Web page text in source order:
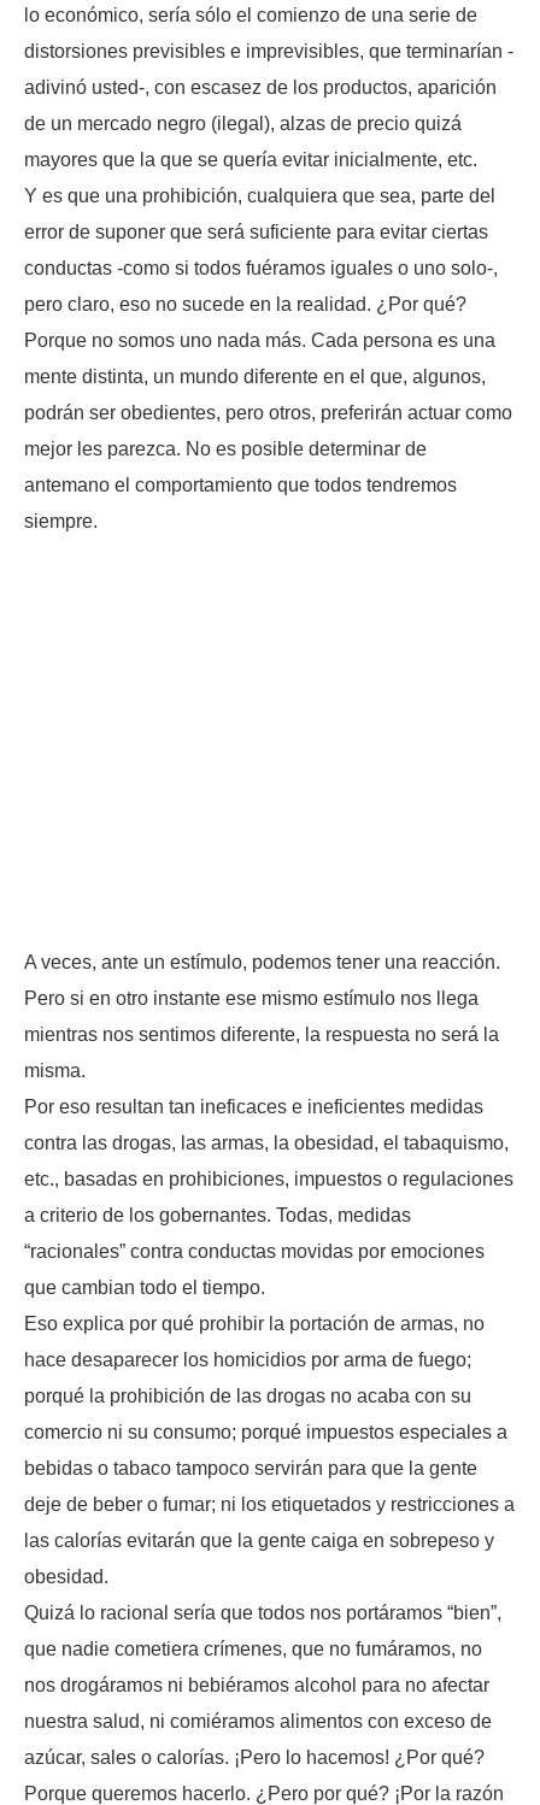
lo económico, sería sólo el comienzo de una serie de
distorsiones previsibles e imprevisibles, que terminarían -
adivinó usted-, con escasez de los productos, aparición
de un mercado negro (ilegal), alzas de precio quizá
mayores que la que se quería evitar inicialmente, etc.
Y es que una prohibición, cualquiera que sea, parte del
error de suponer que será suficiente para evitar ciertas
conductas -como si todos fuéramos iguales o uno solo-,
pero claro, eso no sucede en la realidad. ¿Por qué?
Porque no somos uno nada más. Cada persona es una
mente distinta, un mundo diferente en el que, algunos,
podrán ser obedientes, pero otros, preferirán actuar como
mejor les parezca. No es posible determinar de
antemano el comportamiento que todos tendremos
siempre.
A veces, ante un estímulo, podemos tener una reacción.
Pero si en otro instante ese mismo estímulo nos llega
mientras nos sentimos diferente, la respuesta no será la
misma.
Por eso resultan tan ineficaces e ineficientes medidas
contra las drogas, las armas, la obesidad, el tabaquismo,
etc., basadas en prohibiciones, impuestos o regulaciones
a criterio de los gobernantes. Todas, medidas
“racionales” contra conductas movidas por emociones
que cambian todo el tiempo.
Eso explica por qué prohibir la portación de armas, no
hace desaparecer los homicidios por arma de fuego;
porqué la prohibición de las drogas no acaba con su
comercio ni su consumo; porqué impuestos especiales a
bebidas o tabaco tampoco servirán para que la gente
deje de beber o fumar; ni los etiquetados y restricciones a
las calorías evitarán que la gente caiga en sobrepeso y
obesidad.
Quizá lo racional sería que todos nos portáramos “bien”,
que nadie cometiera crímenes, que no fumáramos, no
nos drogáramos ni bebiéramos alcohol para no afectar
nuestra salud, ni comiéramos alimentos con exceso de
azúcar, sales o calorías. ¡Pero lo hacemos! ¿Por qué?
Porque queremos hacerlo. ¿Pero por qué? ¡Por la razón